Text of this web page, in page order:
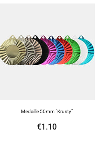
Medaille 50mm "Krusty"
€1.10